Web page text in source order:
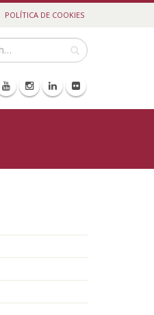
POLÍTICA DE COOKIES